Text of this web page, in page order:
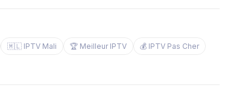
🇲🇱 IPTV Mali 🏆 Meilleur IPTV
💰 IPTV Pas Cher